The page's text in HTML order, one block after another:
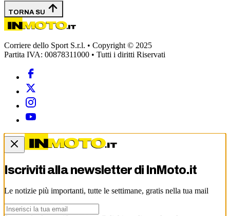
TORNA SU
Corriere dello Sport S.r.l. • Copyright © 2025
Partita IVA: 00878311000 • Tutti i diritti Riservati
Iscriviti alla newsletter di InMoto.it
Le notizie più importanti, tutte le settimane, gratis nella tua mail